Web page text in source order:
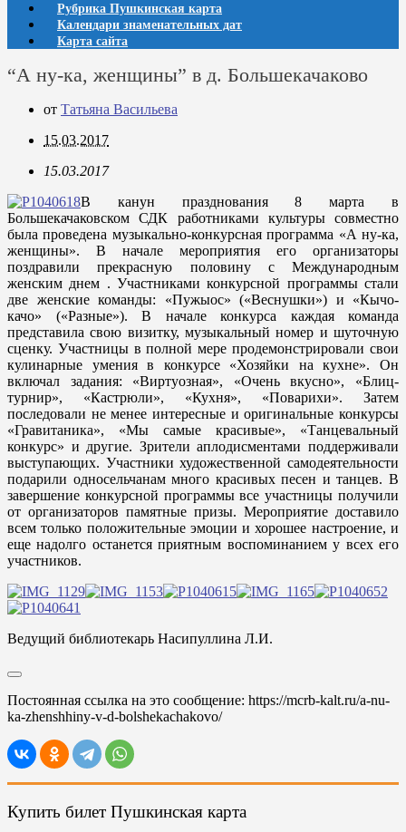
Рубрика Пушкинская карта
Календари знаменательных дат
Карта сайта
“А ну-ка, женщины” в д. Большекачаково
от Татьяна Васильева
15.03.2017
15.03.2017
В канун празднования 8 марта в
Большекачаковском СДК работниками культуры совместно
была проведена музыкально-конкурсная программа «А ну-ка,
женщины». В начале мероприятия его организаторы
поздравили прекрасную половину с Международным
женским днем . Участниками конкурсной программы стали
две женские команды: «Пужыос» («Веснушки») и «Кычо-
качо» («Разные»). В начале конкурса каждая команда
представила свою визитку, музыкальный номер и шуточную
сценку. Участницы в полной мере продемонстрировали свои
кулинарные умения в конкурсе «Хозяйки на кухне». Он
включал задания: «Виртуозная», «Очень вкусно», «Блиц-
турнир», «Кастрюли», «Кухня», «Поварихи». Затем
последовали не менее интересные и оригинальные конкурсы
«Гравитаника», «Мы самые красивые», «Танцевальный
конкурс» и другие. Зрители аплодисментами поддерживали
выступающих. Участники художественной самодеятельности
подарили односельчанам много красивых песен и танцев. В
завершение конкурсной программы все участницы получили
от организаторов памятные призы. Мероприятие доставило
всем только положительные эмоции и хорошее настроение, и
еще надолго останется приятным воспоминанием у всех его
участников.
Ведущий библиотекарь Насипуллина Л.И.
Постоянная ссылка на это сообщение: https://mcrb-kalt.ru/a-nu-
ka-zhenshhiny-v-d-bolshekachakovo/
Купить билет Пушкинская карта